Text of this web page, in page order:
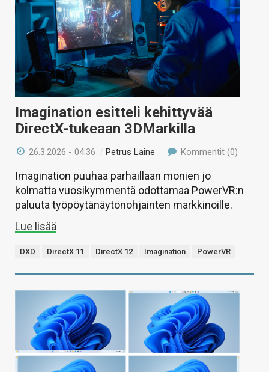
Imagination esitteli kehittyvää
DirectX-tukeaan 3DMarkilla
26.3.2026 - 04:36 /Petrus Laine Kommentit (0)
Imagination puuhaa parhaillaan monien jo
kolmatta vuosikymmentä odottamaa PowerVR:n
paluuta työpöytänäytönohjainten markkinoille.
Lue lisää
DXD DirectX 11 DirectX 12 Imagination PowerVR